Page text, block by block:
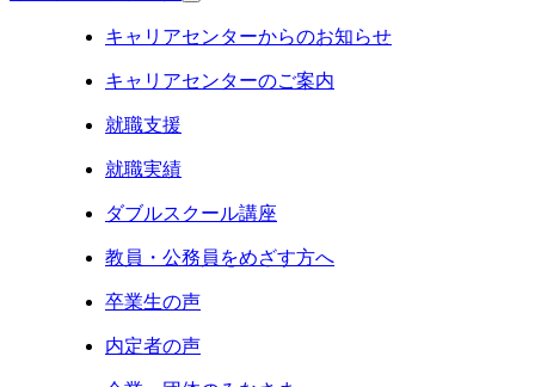
キャリアセンターからのお知らせ
キャリアセンターのご案内
就職支援
就職実績
ダブルスクール講座
教員・公務員をめざす方へ
卒業生の声
内定者の声